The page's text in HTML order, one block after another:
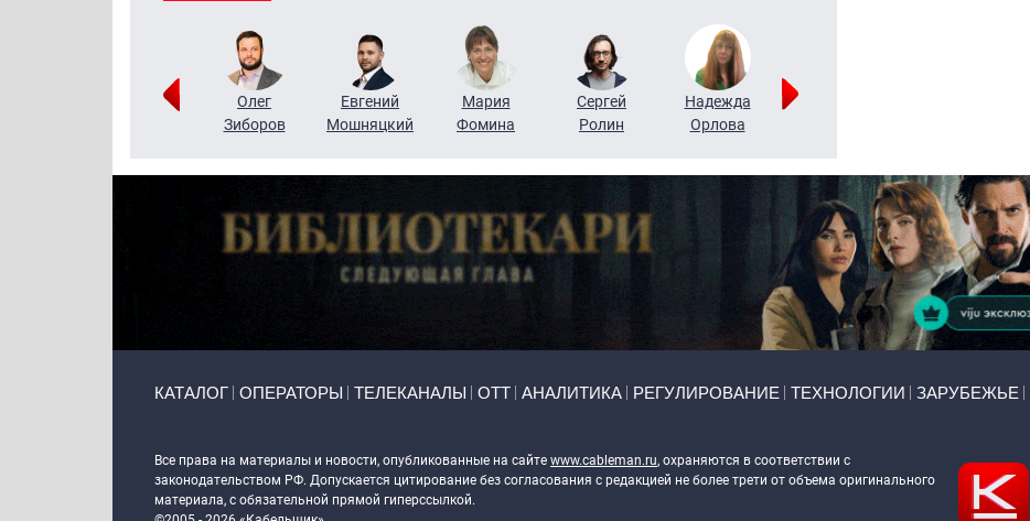
Григорий
Олег
Зиборов
Евгений
Мошняцкий
Мария
Фомина
Сергей
Ролин
Надежда
Орлова
КАТАЛОГ ОПЕРАТОРЫ ТЕЛЕКАНАЛЫ ОТТ АНАЛИТИКА РЕГУЛИРОВАНИЕ ТЕХНОЛОГИИ ЗАРУБЕЖЬЕ
Все права на материалы и новости, опубликованные на сайте www.cableman.ru, охраняются в соответствии с
законодательством РФ. Допускается цитирование без согласования с редакцией не более трети от объема оригинального
материала, с обязательной прямой гиперссылкой.